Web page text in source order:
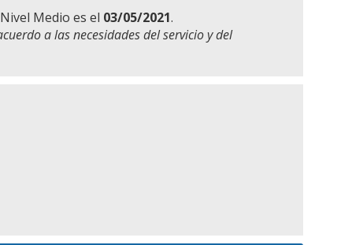
Medio es el 03/05/2021.
a las necesidades del servicio y del